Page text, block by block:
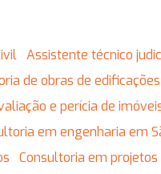
Assistente técnico
de obras de edificações
e perícia de
em engenharia em
Consultoria em